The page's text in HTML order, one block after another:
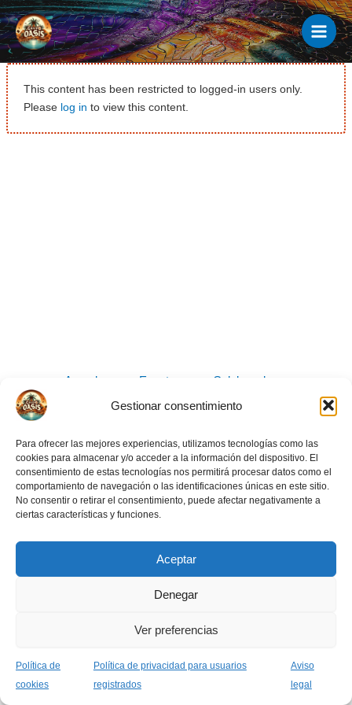
Gestionar consentimiento
Para ofrecer las mejores experiencias, utilizamos tecnologías como las
cookies para almacenar y/o acceder a la información del dispositivo. El
consentimiento de estas tecnologías nos permitirá procesar datos como el
comportamiento de navegación o las identificaciones únicas en este sitio.
No consentir o retirar el consentimiento, puede afectar negativamente a
ciertas características y funciones.
Aceptar
Denegar
Ver preferencias
Política de
cookies
Política de privacidad para usuarios
registrados
Aviso
legal
Ir
al
contenido
This content has been restricted to logged-in users only.
Please log in to view this content.
Acceder Eventos
Colaboradores
Carnet OASIS
Crea tu evento
Aviso legal
Política de privacidad usuarios
Todos los derechos © 2026 Asociación Grupo Oasis